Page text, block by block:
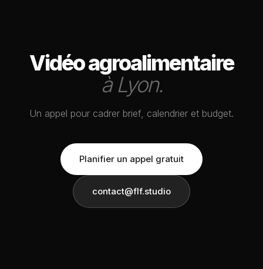
Vidéo agroalimentaire
à Lyon.
Un appel pour cadrer brief, calendrier et budget.
Planifier un appel gratuit
contact@flf.studio